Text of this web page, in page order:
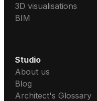
3D visualisations
BIM
Studio
About us
Blog
Architect's Glossary